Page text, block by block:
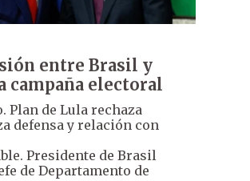
entre Brasil y
campaña electoral
Plan de Lula rechaza
defensa y relación con
Presidente de Brasil
de Departamento de